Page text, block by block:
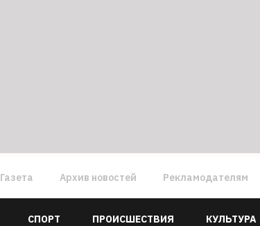
Газета Архив новостей Рекламодателям
СПОРТ ПРОИСШЕСТВИЯ КУЛЬТУРА